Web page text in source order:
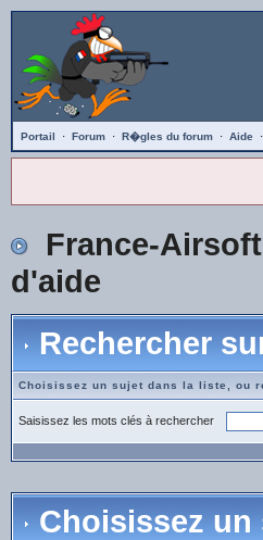
Portail · Forum · R�gles du forum · Aide ·
France-Airsoft
d'aide
Rechercher
Choisissez un sujet dans la liste, ou
Saisissez les mots clés à rechercher
Choisissez un